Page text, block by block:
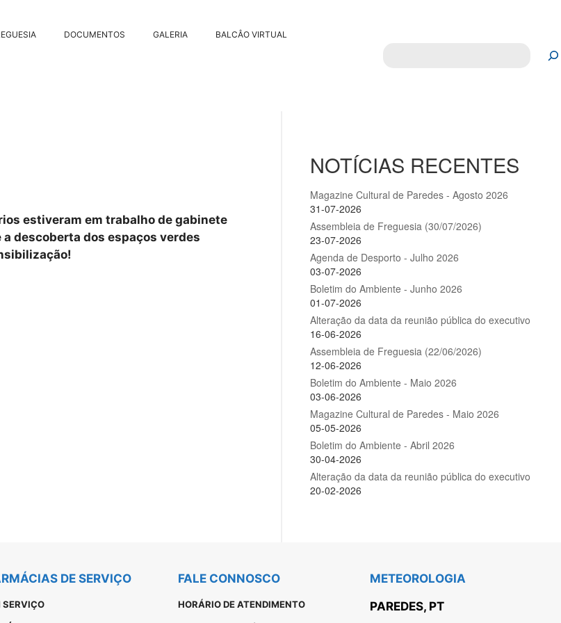
DOCUMENTOS GALERIA BALCÂO VIRTUAL
estiveram em trabalho de gabinete
descoberta dos espaços verdes
DE SERVIÇO
SERVIÇO
FALE CONNOSCO
HORÁRIO DE ATENDIMENTO
METEOROLOGIA
PAREDES, PT